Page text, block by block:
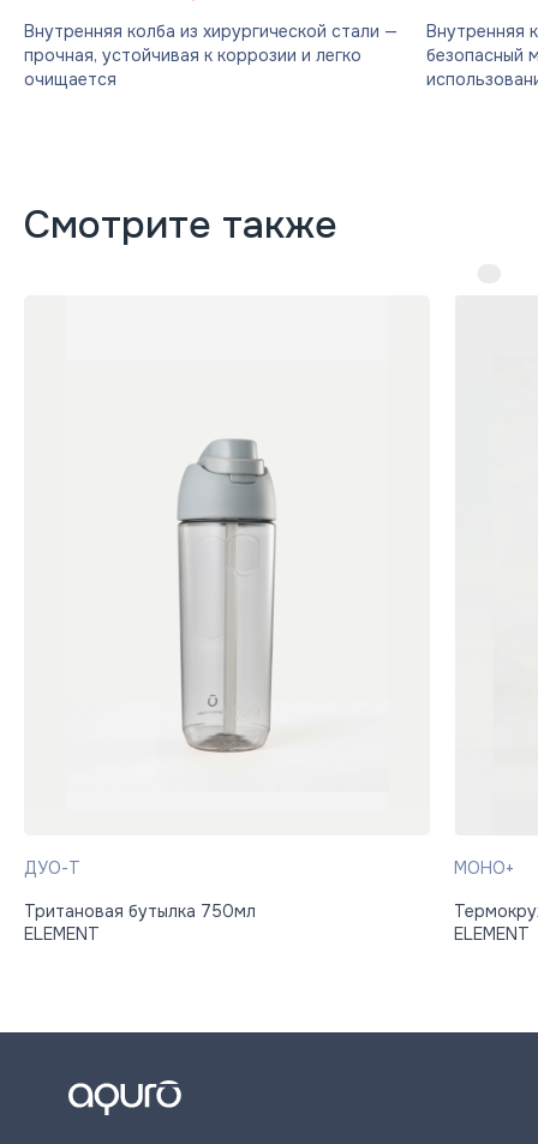
Внутренняя колба из хирургической стали —
прочная, устойчивая к коррозии и легко
очищается
Внутренняя
безопасный
Смотрите также
ДУО-Т
Тритановая бутылка 750мл
ELEMENT
МОНО+
ELEMENT